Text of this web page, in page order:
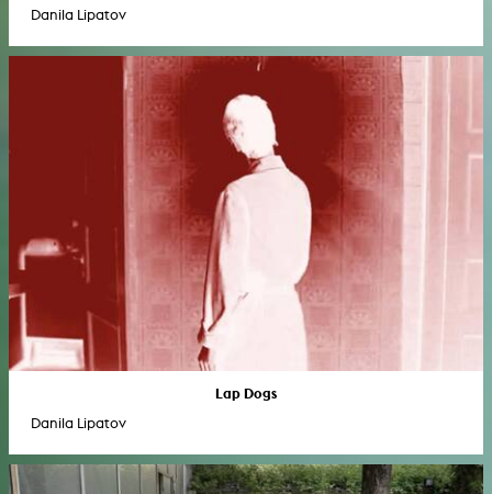
Danila Lipatov
Lap Dogs
Danila Lipatov